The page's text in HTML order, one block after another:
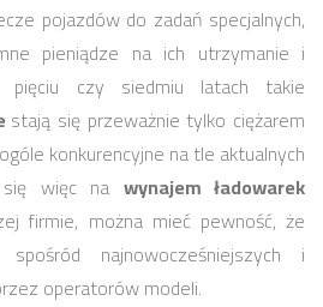
pojazdów do zadań specjalnych,
pieniądze na ich utrzymanie i
czy siedmiu latach takie
stają się przeważnie tylko ciężarem
konkurencyjne na tle aktualnych
się więc na wynajem ładowarek
firmie, można mieć pewność, że
najnowocześniejszych i
operatorów modeli.